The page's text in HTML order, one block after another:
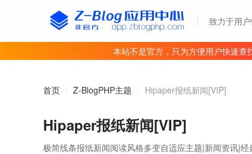
致力于用
本站不是官方，只为方便用户快速查
首页 / Z-BlogPHP主题 / Hipaper报纸新闻[VIP]
Hipaper报纸新闻[VIP]
极简线条报纸新闻阅读风格多变自适应主题|新闻资讯|